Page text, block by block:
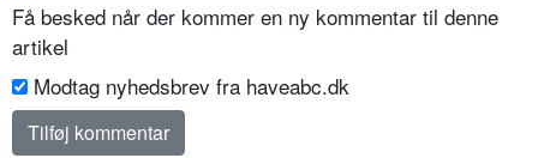
Få besked når der kommer en ny kommentar til denne
artikel
Modtag nyhedsbrev fra haveabc.dk